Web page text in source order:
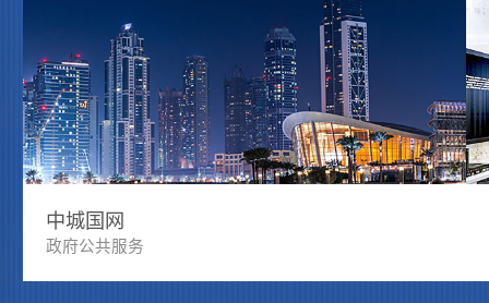
中城国网
政府公共服务